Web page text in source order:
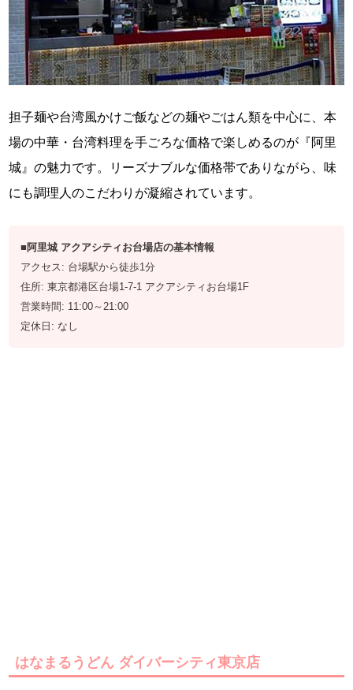
担子麺や台湾風かけご飯などの麺やごはん類を中心に、本
場の中華・台湾料理を手ごろな価格で楽しめるのが『阿里
城』の魅力です。リーズナブルな価格帯でありながら、味
にも調理人のこだわりが凝縮されています。
■阿里城 アクアシティお台場店の基本情報
アクセス: 台場駅から徒歩1分
住所: 東京都港区台場1-7-1 アクアシティお台場1F
営業時間: 11:00～21:00
定休日: なし
はなまるうどん ダイバーシティ東京店